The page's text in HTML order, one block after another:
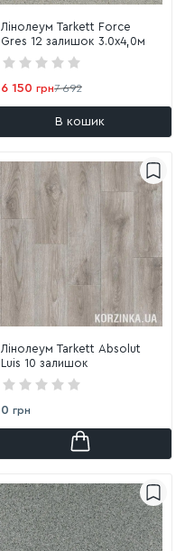
Лінолеум Tarkett Force
Gres 12 залишок 3.0х4,0м
6 150 грн7 692
В кошик
Лінолеум Tarkett Absolut
Luis 10 залишок
0 грн